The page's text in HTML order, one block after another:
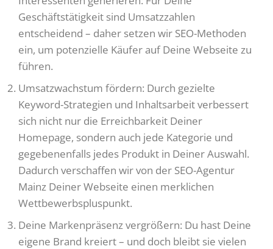
Geschäftstätigkeit sind Umsatzzahlen
entscheidend – daher setzen wir SEO-Methoden
ein, um potenzielle Käufer auf Deine Webseite zu
führen.
Umsatzwachstum fördern: Durch gezielte
Keyword-Strategien und Inhaltsarbeit verbessert
sich nicht nur die Erreichbarkeit Deiner
Homepage, sondern auch jede Kategorie und
gegebenenfalls jedes Produkt in Deiner Auswahl.
Dadurch verschaffen wir von der SEO-Agentur
Mainz Deiner Webseite einen merklichen
Wettbewerbspluspunkt.
Deine Markenpräsenz vergrößern: Du hast Deine
eigene Brand kreiert – und doch bleibt sie vielen